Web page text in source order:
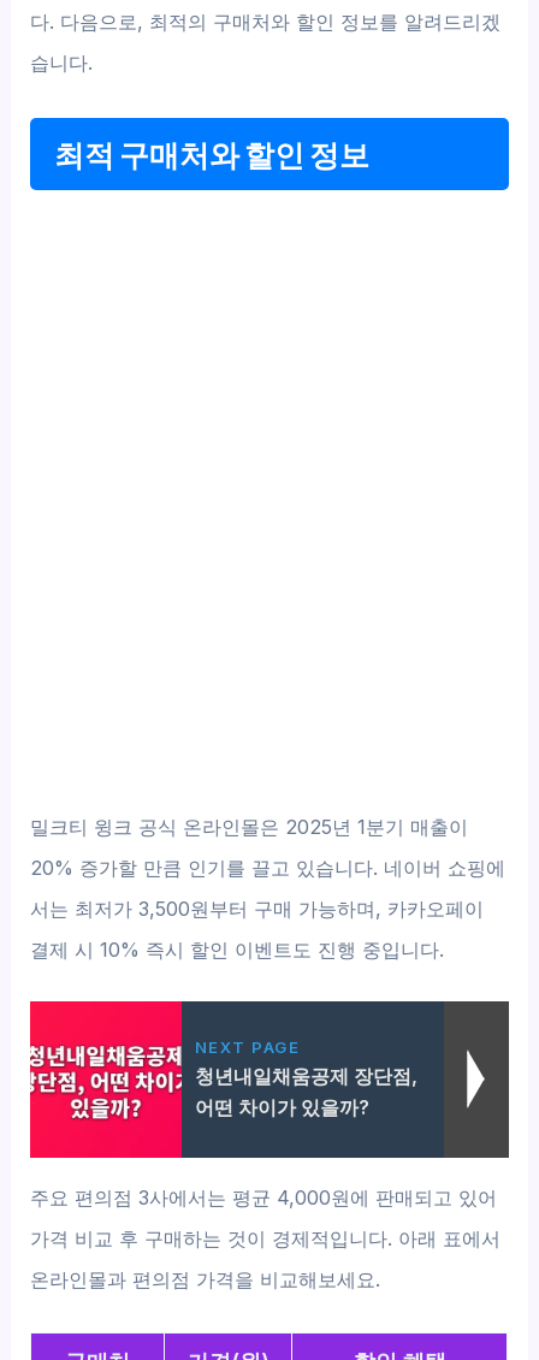
다. 다음으로, 최적의 구매처와 할인 정보를 알려드리겠
습니다.
최적 구매처와 할인 정보
밀크티 윙크 공식 온라인몰은 2025년 1분기 매출이
20% 증가할 만큼 인기를 끌고 있습니다. 네이버 쇼핑에
서는 최저가 3,500원부터 구매 가능하며, 카카오페이
결제 시 10% 즉시 할인 이벤트도 진행 중입니다.
NEXT PAGE
청년내일채움공제 장단점,
어떤 차이가 있을까?
주요 편의점 3사에서는 평균 4,000원에 판매되고 있어
가격 비교 후 구매하는 것이 경제적입니다. 아래 표에서
온라인몰과 편의점 가격을 비교해보세요.